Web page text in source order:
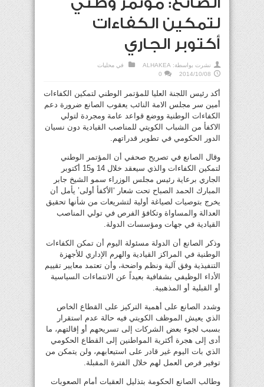
لتمكين الكفاءات
أكتوبر الجاري
نشرت بواسطة: ALHAKEA في محليات
2014/10/08
0
أكد رئيس اللجنة العليا للمؤتمر الوطني لتمكين الكفاءات
أمين سر مجلس الامة النائب يعقوب الصانع ضرورة دعم
الكفاءات الوطنية ووضع قواعد عامة ومجردة لتولي
الاكفأ من الشباب الكويتي للمناصب القيادية دون نسيان
الدور الحكومي في تطوير قدراتهم.
وقال الصانع في تصريح صحفي أن المؤتمر الوطني
لتمكين الكفاءات والذي سيعقد خلال 14 و15 أكتوبر
الجاري برعاية رئيس مجلس الوزراء سمو الشيخ جابر
المبارك الحمد الصباح تحت شعار ‘الأكفأ أولى’ يأمل أن
يخرج بتوصيات لصياغة أولية لتشريعات من شأنها تحقيق
العدالة والمساواة وتكافؤ الفرص في تولي المناصب
القيادية في جهات ومؤسسات الدولة.
وذكر الصانع أن الدولة مسئولة اليوم أن تمكن الكفاءات
الوطنية في المراكز القيادية والهرم الإداري للأجهزة
التنفيذية وفق آلية ونظم واضحة، وأن تعتمد معايير تقييم
الأداء الوظيفي بشفافية بعيداً عن الانتماءات السياسية
أو القبلية أو المذهبية.
وشدد الصانع على أهمية التركيز على القطاع الخاص
الذي يعيش الموظف الكويتي فيه حالة عدم استقرار
بسبب لجوء بعض الشركات إلى تسريحهم أو إقالتهم، ما
أدى إلى هجرة أكثرية المواطنين إلى القطاع الحكومي
الذي بات اليوم غير قادر على استيعابهم، ولن يتمكن من
توفير فرص العمل لهم خلال الفترة المقبلة.
وطالب الصانع الحكومة بتذليل العقبات أمام الصعوبات